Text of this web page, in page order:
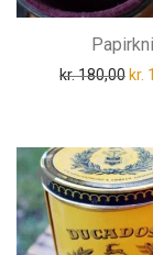
kr.180,00 kr.